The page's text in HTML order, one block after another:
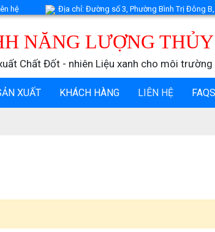
hệ Địa chỉ: Đường số 3, Phường Bình Trị Đông B,
NĂNG LƯỢNG
Chất Đốt - nhiên Liệu xanh cho môi trường
XUẤT KHÁCH HÀNG LIÊN HỆ FAQS